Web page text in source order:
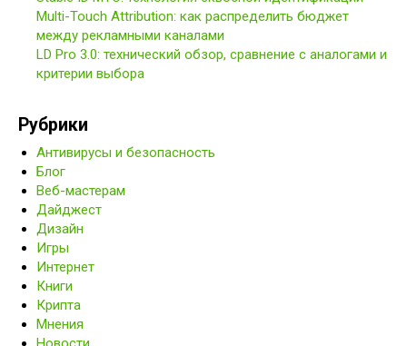
Multi-Touch Attribution: как распределить бюджет
между рекламными каналами
LD Pro 3.0: технический обзор, сравнение с аналогами и
критерии выбора
Рубрики
Антивирусы и безопасность
Блог
Веб-мастерам
Дайджест
Дизайн
Игры
Интернет
Книги
Крипта
Мнения